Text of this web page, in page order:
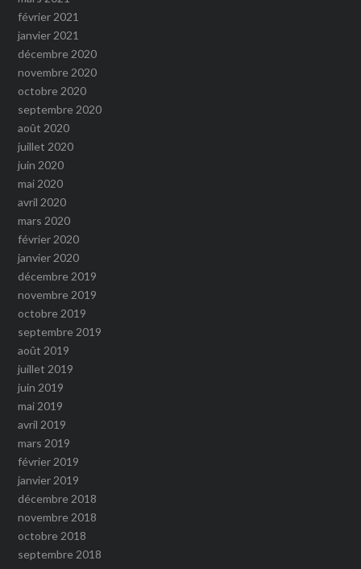
février 2021
janvier 2021
décembre 2020
novembre 2020
octobre 2020
septembre 2020
août 2020
juillet 2020
juin 2020
mai 2020
avril 2020
mars 2020
février 2020
janvier 2020
décembre 2019
novembre 2019
octobre 2019
septembre 2019
août 2019
juillet 2019
juin 2019
mai 2019
avril 2019
mars 2019
février 2019
janvier 2019
décembre 2018
novembre 2018
octobre 2018
septembre 2018